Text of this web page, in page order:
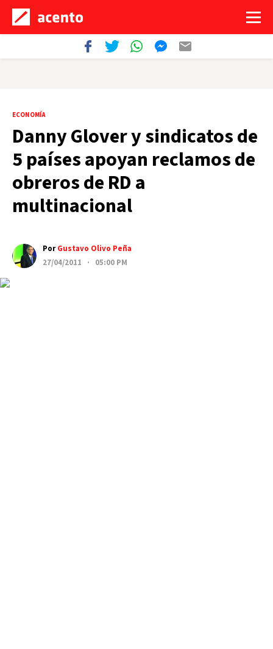
ECONOMÍA
Danny Glover y sindicatos de
5 países apoyan reclamos de
obreros de RD a
multinacional
PorGustavo Olivo Peña
27/04/2011 · 05:00 PM